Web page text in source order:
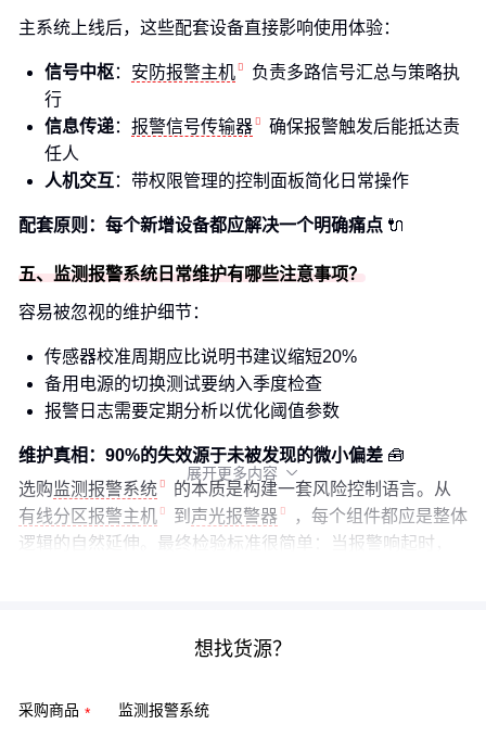
主系统上线后，这些配套设备直接影响使用体验：
信号中枢 ： 安防报警主机
负责多路信号汇总与策略执
行
信息传递： 报警信号传输器
确保报警触发后能抵达责
任人
人机交互 ：带权限管理的控制面板简化日常操作
配套原则：每个新增设备都应解决一个明确痛点 🔌
五、监测报警系统日常维护有哪些注意事项？
容易被忽视的维护细节：
传感器校准周期应比说明书建议缩短20%
备用电源的切换测试要纳入季度检查
报警日志需要定期分析以优化阈值参数
维护真相：90%的失效源于未被发现的微小偏差 🧰
选购监测报警系统
的本质是构建一套风险控制语言。从
有线分区报警主机
到 声光报警器
，每个组件都应是整体
逻辑的自然延伸。最终检验标准很简单：当报警响起时，
展开更多内容 
想找货源？
采购商品